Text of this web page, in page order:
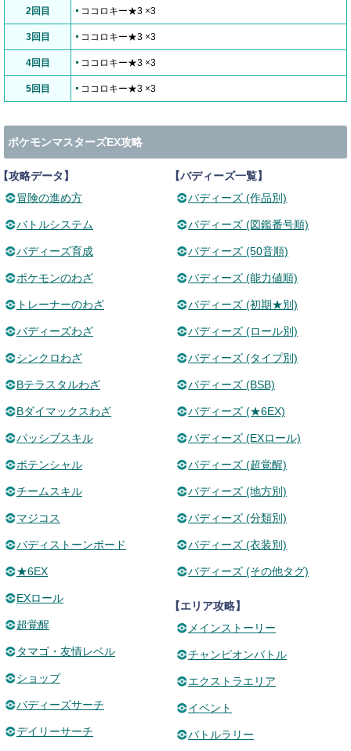
2回目 ココロキー★3 ×3
3回目 ココロキー★3 ×3
4回目 ココロキー★3 ×3
5回目 ココロキー★3 ×3
ポケモンマスターズEX攻略
攻略データ】
冒険の進め方
バトルシステム
バディーズ育成
ポケモンのわざ
トレーナーのわざ
バディーズわざ
シンクロわざ
Bテラスタルわざ
Bダイマックスわざ
パッシブスキル
ポテンシャル
チームスキル
マジコス
バディストーンボード
★6EX
EXロール
超覚醒
タマゴ・友情レベル
ショップ
バディーズサーチ
デイリーサーチ
【バディーズ一覧】
バディーズ (作品別)
バディーズ (図鑑番号順)
バディーズ (50音順)
バディーズ (能力値順)
バディーズ (初期★別)
バディーズ (ロール別)
バディーズ (タイプ別)
バディーズ (BSB)
バディーズ (★6EX)
バディーズ (EXロール)
バディーズ (超覚醒)
バディーズ (地方別)
バディーズ (分類別)
バディーズ (衣装別)
バディーズ (その他タグ)
【エリア攻略】
メインストーリー
チャンピオンバトル
エクストラエリア
イベント
バトルラリー